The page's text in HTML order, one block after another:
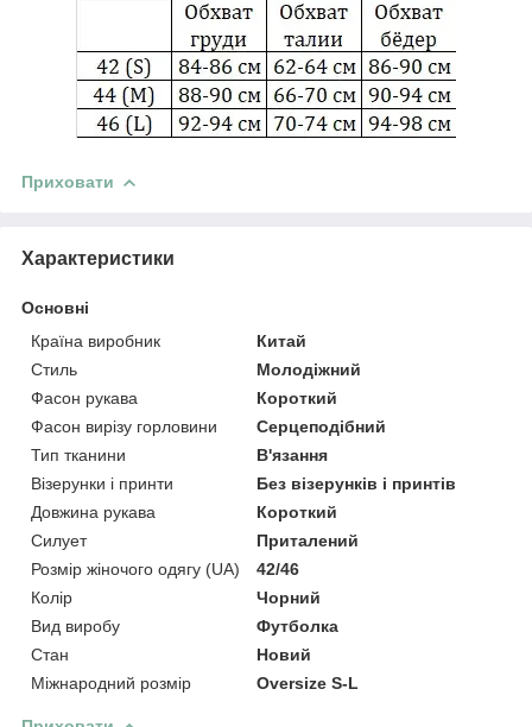
Приховати
Характеристики
Основні
Країна виробник
Китай
Стиль
Молодіжний
Фасон рукава
Короткий
Фасон вирізу горловини
Серцеподібний
Тип тканини
В'язання
Візерунки і принти
Без візерунків і принтів
Довжина рукава
Короткий
Силует
Приталений
Розмір жіночого одягу (UA)
42/46
Колір
Чорний
Вид виробу
Футболка
Стан
Новий
Міжнародний розмір
Oversize S-L